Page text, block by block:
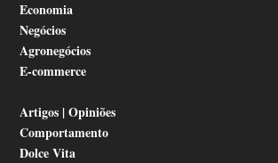
Economia
Negócios
Agronegócios
E-commerce
Artigos | Opiniões
Comportamento
Dolce Vita